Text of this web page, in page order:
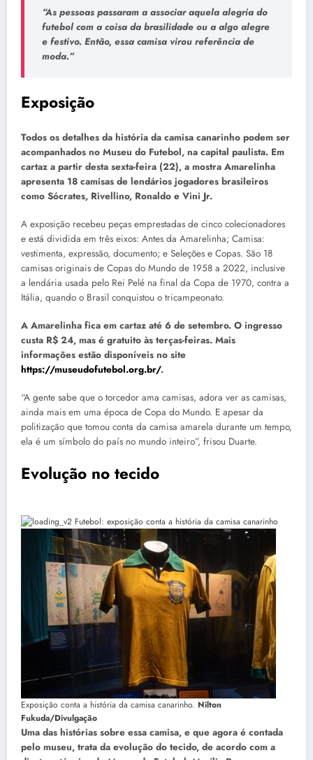
“As pessoas passaram a associar aquela alegria do
futebol com a coisa da brasilidade ou a algo alegre
e festivo. Então, essa camisa virou referência de
moda.”
Exposição
Todos os detalhes da história da camisa canarinho podem ser
acompanhados no Museu do Futebol, na capital paulista. Em
cartaz a partir desta sexta-feira (22), a mostra Amarelinha
apresenta 18 camisas de lendários jogadores brasileiros
como Sócrates, Rivellino, Ronaldo e Vini Jr.
A exposição recebeu peças emprestadas de cinco colecionadores
e está dividida em três eixos: Antes da Amarelinha; Camisa:
vestimenta, expressão, documento; e Seleções e Copas. São 18
camisas originais de Copas do Mundo de 1958 a 2022, inclusive
a lendária usada pelo Rei Pelé na final da Copa de 1970, contra a
Itália, quando o Brasil conquistou o tricampeonato.
A Amarelinha fica em cartaz até 6 de setembro. O ingresso
custa R$ 24, mas é gratuito às terças-feiras. Mais
informações estão disponíveis no site
https://museudofutebol.org.br/.
“A gente sabe que o torcedor ama camisas, adora ver as camisas,
ainda mais em uma época de Copa do Mundo. E apesar da
politização que tomou conta da camisa amarela durante um tempo,
ela é um símbolo do país no mundo inteiro”, frisou Duarte.
Evolução no tecido
Exposição conta a história da camisa canarinho. Nilton
Fukuda/Divulgação
Uma das histórias sobre essa camisa, e que agora é contada
pelo museu, trata da evolução do tecido, de acordo com a